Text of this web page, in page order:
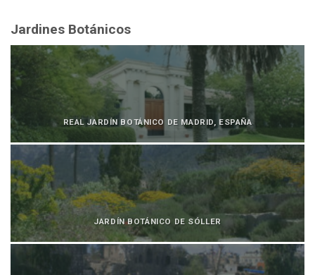
Jardines Botánicos
REAL JARDÍN BOTÁNICO DE MADRID, ESPAÑA
JARDÍN BOTÁNICO DE SÓLLER